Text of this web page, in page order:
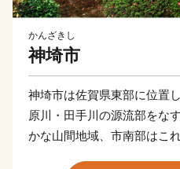
かんざきし
神埼市
神埼市は佐賀県東部に位置
原川・田手川の源流部をな
かな山間地域、市南部はこ